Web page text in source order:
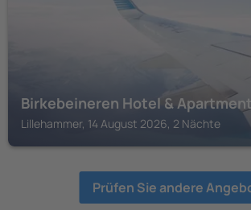
Birkebeineren Hotel &
Lillehammer, 14 August 2026, 2 Nächte
Prüfen Sie andere